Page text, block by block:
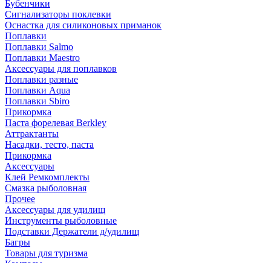
Бубенчики
Сигнализаторы поклевки
Оснастка для силиконовых приманок
Поплавки
Поплавки Salmo
Поплавки Maestro
Аксессуары для поплавков
Поплавки разные
Поплавки Aqua
Поплавки Sbiro
Прикормка
Паста форелевая Berkley
Аттрактанты
Насадки, тесто, паста
Прикормка
Аксессуары
Клей Ремкомплекты
Смазка рыболовная
Прочее
Аксессуары для удилищ
Инструменты рыболовные
Подставки Держатели д/удилищ
Багры
Товары для туризма